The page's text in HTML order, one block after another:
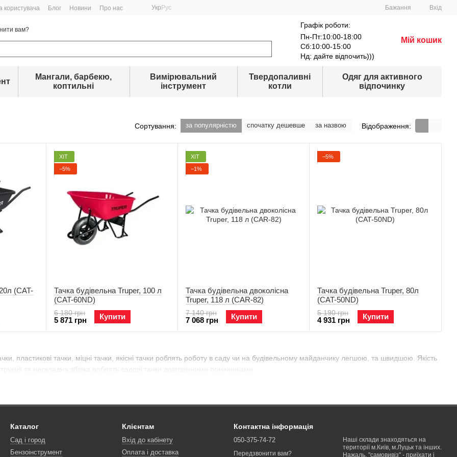
користувача Блог Новини Про нас Укр Рус Бажання Вхід
вам?
Графік роботи:
Пн-Пт:10:00-18:00
Сб:10:00-15:00
Нд: дайте відпочить)))
Мій кошик
Мангали, барбекю,
коптильні
Вимірювальний
інструмент
Твердопаливні
котли
Одяг для активного
відпочинку
Сортування: за популярністю спочатку дешевше за назвою Відображення:
пластикові тачки, міцні тачки, якісні тачки роблять роботу в саду чи на будівельному майданчику легшою, та швидшою. Якість
та нескладна збірка роблять садові тачки довговічними помічниками.
(CAT-
ХІТ
−5%
Тачка будівельна Truper, 100 л
(CAT-60ND)
6 180 грн
5 871 грн Купити
ХІТ
−1%
Тачка будівельна двоколісна
Truper, 118 л (CAR-82)
7 140 грн
7 068 грн Купити
−5%
Тачка будівельна Truper, 80л
(CAT-50ND)
5 190 грн
4 931 грн Купити
Каталог
Сад і город
Бензоінструмент
Клієнтам
Вхід до кабінету
Оплата і доставка
Контактна інформація
050-375-74-72
Передзвонити вам?
Наші склади знаходяться на
території м.Київ, м.Луцьк та інших.
Нажаль, "самовивіз" - приїхати і